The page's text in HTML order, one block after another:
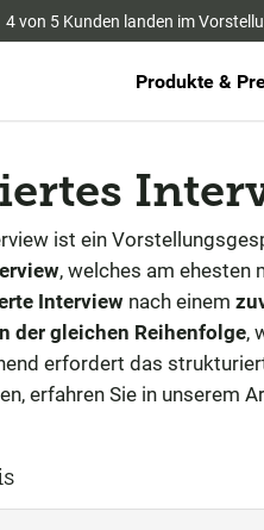
4 von 5 Kunden landen im
Produkte &
ist ein
, welches am ehesten
Interview nach einem
der gleichen Reihenfolge,
erfordert das
erfahren Sie in unserem